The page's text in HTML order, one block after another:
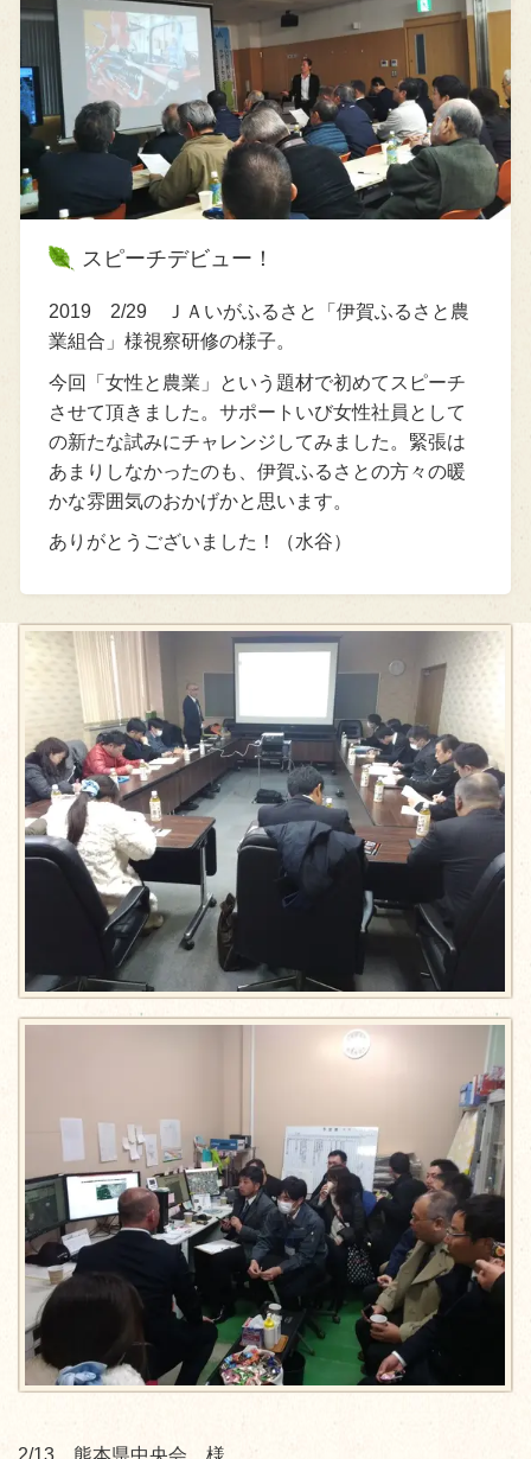
スピーチデビュー！
2019 2/29 ＪＡいがふるさと「伊賀ふるさと農
業組合」様視察研修の様子。
今回「女性と農業」という題材で初めてスピーチ
させて頂きました。サポートいび女性社員として
の新たな試みにチャレンジしてみました。緊張は
あまりしなかったのも、伊賀ふるさとの方々の暖
かな雰囲気のおかげかと思います。
ありがとうございました！（水谷）
2/13 熊本県中央会 様